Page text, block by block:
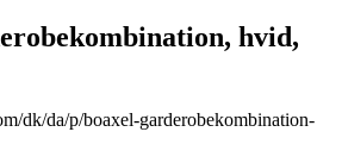
hvid,
dk/da/p/boaxel-garderobekombination-